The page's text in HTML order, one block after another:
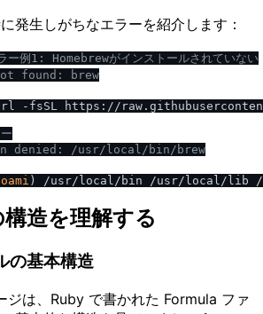
発生しがちなエラーを紹介します：
ー例1: Homebrewがインストールされていない
found: brew
-fsSL https://
denied:
/usr/local / bin / brew
造を理解する
の基本構造
は、Ruby で書かれた Formula ファ